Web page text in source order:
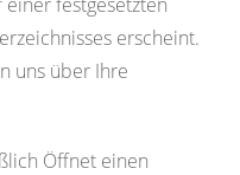
erscheint.
uns über Ihre
Öffnet einen